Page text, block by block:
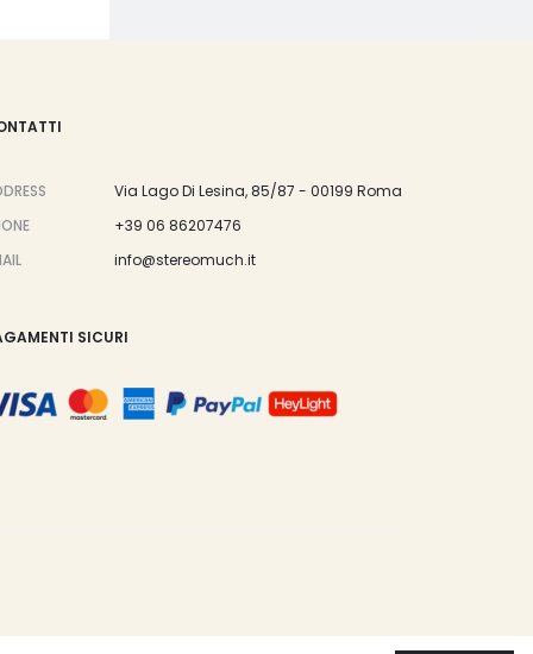
Via Lago Di Lesina, 85/87 - 00199 Roma
+39 06 86207476
info@stereomuch.it
SICURI